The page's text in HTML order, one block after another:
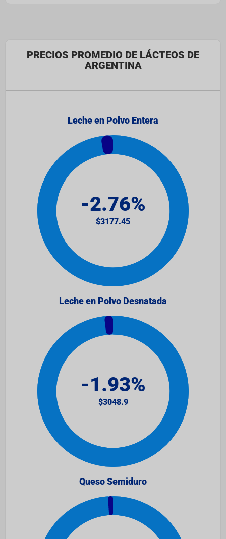
PRECIOS PROMEDIO DE LÁCTEOS DE
ARGENTINA
Leche en Polvo Entera
Leche en Polvo Desnatada
Queso Semiduro